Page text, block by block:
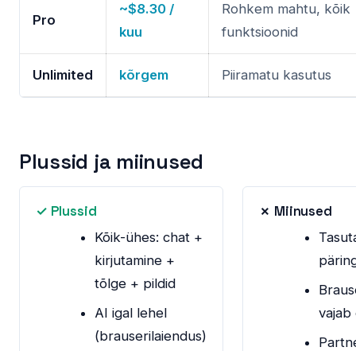
Pro
~$8.30 /
kuu
Rohkem mahtu, kõik
funktsioonid
Unlimited kõrgem Piiramatu kasutus
Plussid ja miinused
✓ Plussid
Kõik-ühes: chat +
kirjutamine +
tõlge + pildid
AI igal lehel
(brauserilaiendus)
✗ Miinused
vajab